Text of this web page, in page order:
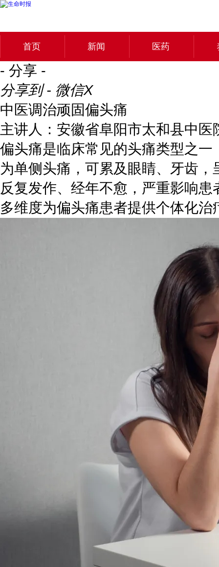
首页 新闻 医药
- 分享 -
分享到 - 微信X
中医调治顽固偏头痛
主讲人：安徽省阜阳市太和县中
偏头痛是临床常见的头痛类型之一
为单侧头痛，可累及眼睛、牙齿
反复发作、经年不愈，严重影响
多维度为偏头痛患者提供个体化治